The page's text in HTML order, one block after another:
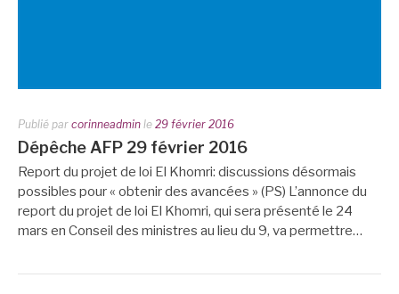
Publié par corinneadmin le 29 février 2016
Dépêche AFP 29 février 2016
Report du projet de loi El Khomri: discussions désormais
possibles pour « obtenir des avancées » (PS) L’annonce du
report du projet de loi El Khomri, qui sera présenté le 24
mars en Conseil des ministres au lieu du 9, va permettre…